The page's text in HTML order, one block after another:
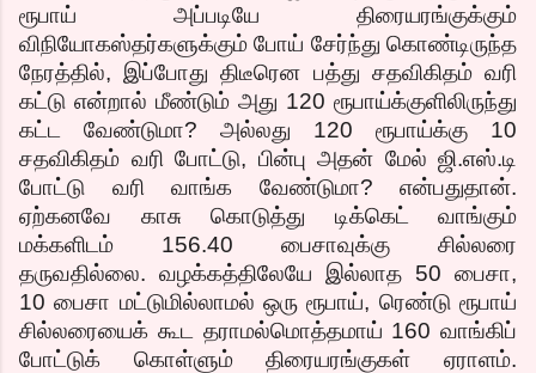
ரூபாய் அப்படியே திரையரங்குக்கும்
விநியோகஸ்தர்களுக்கும் போய் சேர்ந்து கொண்டிருந்த
நேரத்தில், இப்போது திடீரென பத்து சதவிகிதம் வரி
கட்டு என்றால் மீண்டும் அது 120 ரூபாய்க்குளிலிருந்து
கட்ட வேண்டுமா? அல்லது 120 ரூபாய்க்கு 10
சதவிகிதம் வரி போட்டு, பின்பு அதன் மேல் ஜி.எஸ்.டி
போட்டு வரி வாங்க வேண்டுமா? என்பதுதான்.
ஏற்கனவே காசு கொடுத்து டிக்கெட் வாங்கும்
மக்களிடம் 156.40 பைசாவுக்கு சில்லரை
தருவதில்லை. வழக்கத்திலேயே இல்லாத 50 பைசா,
10 பைசா மட்டுமில்லாமல் ஒரு ரூபாய், ரெண்டு ரூபாய்
சில்லரையைக் கூட தராமல்மொத்தமாய் 160 வாங்கிப்
போட்டுக் கொள்ளும் திரையரங்குகள் ஏராளம்.